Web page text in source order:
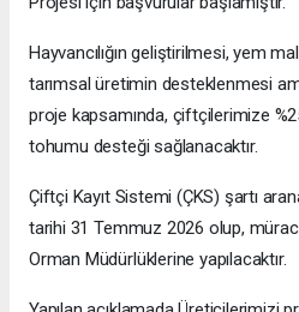
Hayvancılığın geliştirilmesi, yem
tarımsal üretimin desteklenmesi
proje kapsamında, çiftçilerimize
tohumu desteği sağlanacaktır.
Çiftçi Kayıt Sistemi (ÇKS) şartı
tarihi 31 Temmuz 2026 olup,
Orman Müdürlüklerine yapılacaktır.